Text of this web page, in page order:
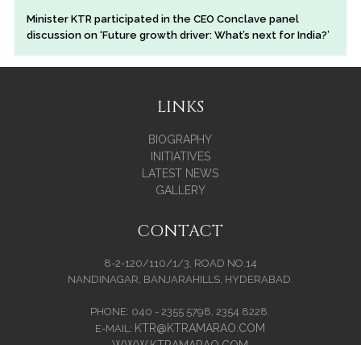
Minister KTR participated in the CEO Conclave panel
discussion on ‘Future growth driver: What’s next for India?’
LINKS
BIOGRAPHY
INITIATIVES
LATEST NEWS
GALLERY
CONTACT
8-2-120/110/1/3, ROAD NO.14
NANDINAGAR, BANJARAHILLS, HYDERABAD.
PHONE: 040 - 2355 5798, 2354 8228.
E-MAIL: KTR@KTRAMARAO.COM